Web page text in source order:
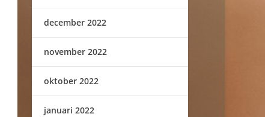
december 2022
november 2022
oktober 2022
januari 2022